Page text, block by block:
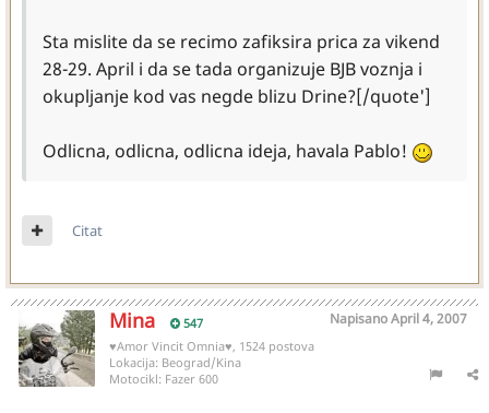
Sta mislite da se recimo zafiksira prica za vikend
28-29. April i da se tada organizuje BJB voznja i
okupljanje kod vas negde blizu Drine?[/quote']
Odlicna, odlicna, odlicna ideja, havala Pablo!
Citat
Mina 547 NapisanoApril 4, 2007
♥Amor Vincit Omnia♥, 1524 postova
Lokacija: Beograd/Kina
Motocikl: Fazer 600